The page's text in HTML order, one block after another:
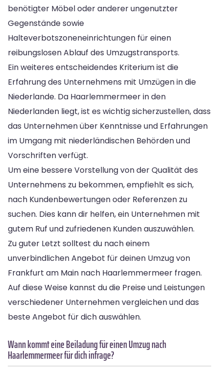
benötigter Möbel oder anderer ungenutzter
Gegenstände sowie
Halteverbotszoneneinrichtungen für einen
reibungslosen Ablauf des Umzugstransports.
Ein weiteres entscheidendes Kriterium ist die
Erfahrung des Unternehmens mit Umzügen in die
Niederlande. Da Haarlemmermeer in den
Niederlanden liegt, ist es wichtig sicherzustellen, dass
das Unternehmen über Kenntnisse und Erfahrungen
im Umgang mit niederländischen Behörden und
Vorschriften verfügt.
Um eine bessere Vorstellung von der Qualität des
Unternehmens zu bekommen, empfiehlt es sich,
nach Kundenbewertungen oder Referenzen zu
suchen. Dies kann dir helfen, ein Unternehmen mit
gutem Ruf und zufriedenen Kunden auszuwählen.
Zu guter Letzt solltest du nach einem
unverbindlichen Angebot für deinen Umzug von
Frankfurt am Main nach Haarlemmermeer fragen.
Auf diese Weise kannst du die Preise und Leistungen
verschiedener Unternehmen vergleichen und das
beste Angebot für dich auswählen.
Wann kommt eine Beiladung für einen Umzug nach
Haarlemmermeer für dich infrage?